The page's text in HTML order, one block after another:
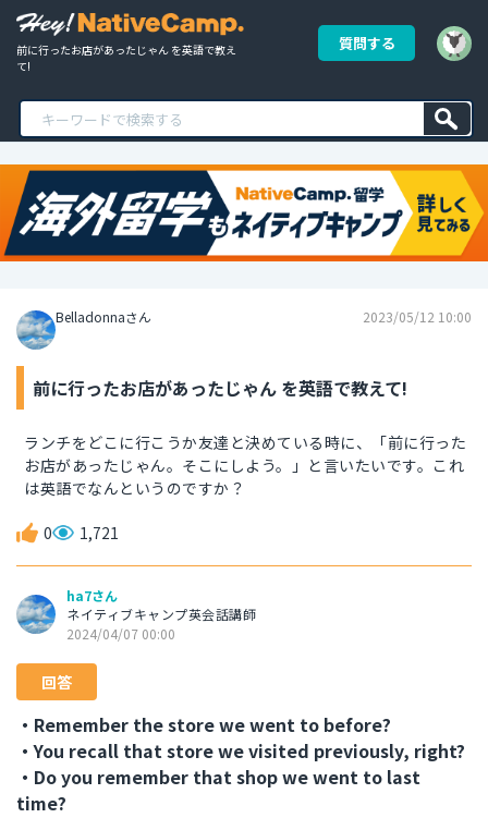
前に行ったお店があったじゃん を英語で教え
て!
質問する
Belladonnaさん 2023/05/12 10:00
前に行ったお店があったじゃん を英語で教えて!
ランチをどこに行こうか友達と決めている時に、「前に行った
お店があったじゃん。そこにしよう。」と言いたいです。これ
は英語でなんというのですか？
0 1,721
ha7さん
ネイティブキャンプ英会話講師
2024/04/07 00:00
回答
・Remember the store we went to before?
・You recall that store we visited previously, right?
・Do you remember that shop we went to last
time?